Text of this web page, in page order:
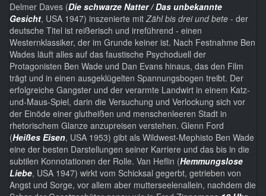
Delmer Daves (Die schwarze Natter / Das unbekannte
Gesicht, USA 1947) inszenierte mitZähl bis drei und bete - der
deutsche Titel ist reißerisch und irreführend - einen
Westernklassiker, der im Grunde keiner ist. Nach Festnahme Ben
Wades läuft alles auf das faustische Psychoduell der
Protagonisten Ben Wade und Dan Evans hinaus, das den Film
trägt und in einen ausgeklügelten Spannungsbogen treibt. Der
erfolgreiche Gangster und der verarmte Landwirt in einem Katz-
und-Maus-Spiel, darin die Versuchung und Verlockung sich vor
der Einöde einer glutheißen und menschenleeren Stadt in
rhetorischem Glanze anzupreisen verstehen. Glenn Ford
(Heißes Eisen, USA 1953) gibt als Wildwest-Mephisto Ben Wade
eine der besten Darstellungen seiner Karriere und das bis in die
subtilen Konnotationen der Rolle. Van Heflin (Hemmungslose
Liebe, USA 1947) wirkt vom Schicksal gegerbt, getrieben von
Angst und Sorge, vor allem aber mutterseelenallein, nachdem die